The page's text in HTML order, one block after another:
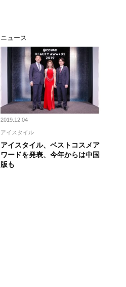
ニュース
2019.12.04
アイスタイル
アイスタイル、ベストコスメア
ワードを発表、今年からは中国
版も